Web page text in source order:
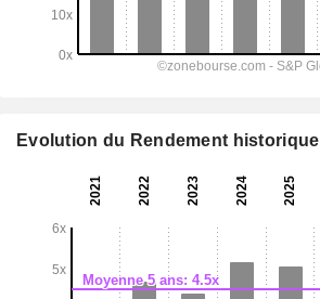
Evolution du Rendement historique